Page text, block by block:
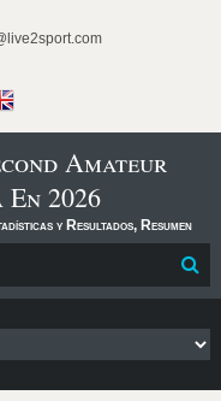
Amateur
2026
y Resultados, Resumen